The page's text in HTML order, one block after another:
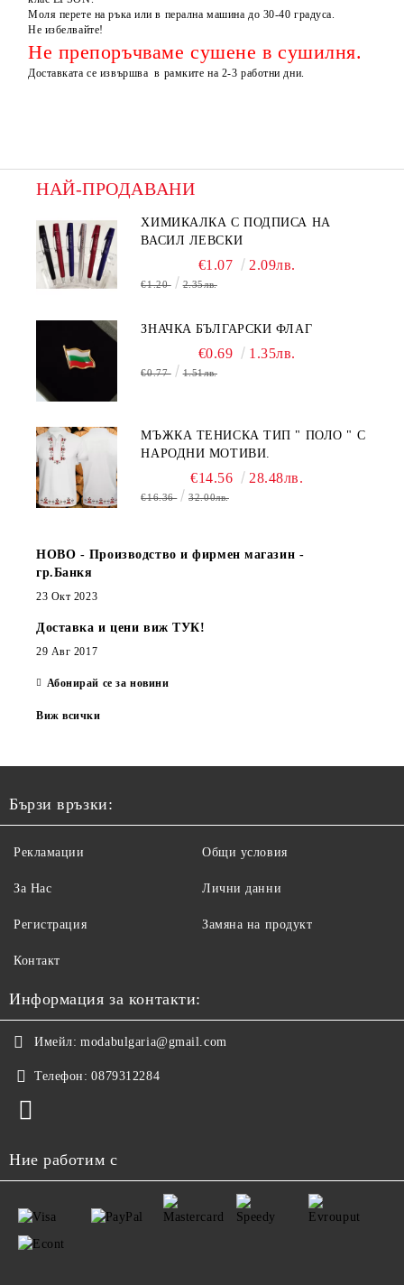
Моля перете на ръка или в перална машина до 30-40 градуса.
Не избелвайте!
Не препоръчваме сушене в сушилня.
Доставката се извършва в рамките на 2-3 работни дни.
НАЙ-ПРОДАВАНИ
ХИМИКАЛКА С ПОДПИСА НА
ВАСИЛ ЛЕВСКИ
€1.07 2.09лв.
€1.20 2.35лв.
ЗНАЧКА БЪЛГАРСКИ ФЛАГ
€0.69 1.35лв.
€0.77 1.51лв.
МЪЖКА ТЕНИСКА ТИП " ПОЛО " С
НАРОДНИ МОТИВИ.
€14.56 28.48лв.
€16.36 32.00лв.
НОВО - Производство и фирмен магазин -
гр.Банкя
23 Окт 2023
Доставка и цени виж ТУК!
29 Авг 2017
Абонирай се за новини
Виж всички
Бързи връзки:
Рекламации
За Нас
Регистрация
Контакт
Общи условия
Лични данни
Замяна на продукт
Информация за контакти:
Имейл: modabulgaria@gmail.com
Телефон: 0879312284
Ние работим с